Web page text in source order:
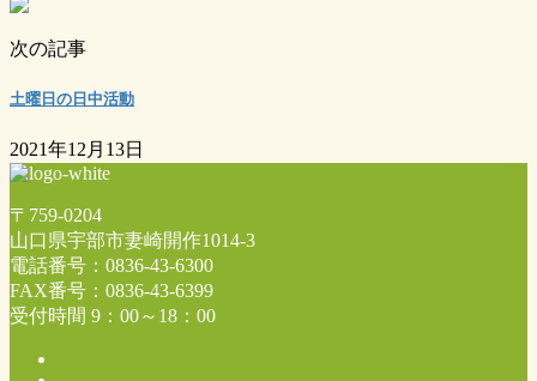
次の記事
土曜日の日中活動
2021年12月13日
〒759-0204
山口県宇部市妻崎開作1014-3
電話番号：0836-43-6300
FAX番号：0836-43-6399
受付時間 9：00～18：00